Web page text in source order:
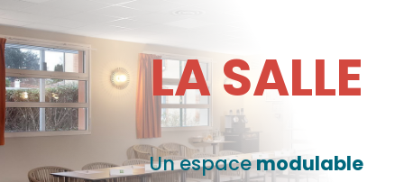
LA SALLE
Un espacemodulable